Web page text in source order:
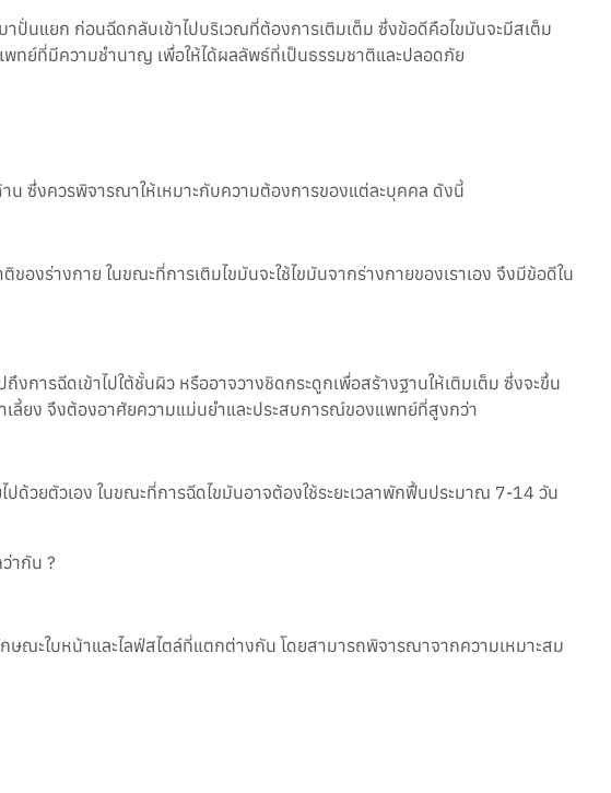
ปั่นแยก ก่อนฉีดกลับเข้าไปบริเวณที่ต้องการเติมเต็ม ซึ่งข้อดีคือไขมันจะมีสเต็ม
ทย์ที่มีความชำนาญ เพื่อให้ได้ผลลัพธ์ที่เป็นธรรมชาติและปลอดภัย
น ซึ่งควรพิจารณาให้เหมาะกับความต้องการของแต่ละบุคคล ดังนี้
องร่างกาย ในขณะที่การเติมไขมันจะใช้ไขมันจากร่างกายของเราเอง จึงมีข้อดีใน
การฉีดเข้าไปใต้ชั้นผิว หรืออาจวางชิดกระดูกเพื่อสร้างฐานให้เติมเต็ม ซึ่งจะขึ้น
ลี้ยง จึงต้องอาศัยความแม่นยำและประสบการณ์ของแพทย์ที่สูงกว่า
วยตัวเอง ในขณะที่การฉีดไขมันอาจต้องใช้ระยะเวลาพักฟื้นประมาณ 7-14 วัน
ษณะใบหน้าและไลฟ์สไตล์ที่แตกต่างกัน โดยสามารถพิจารณาจากความเหมาะสม